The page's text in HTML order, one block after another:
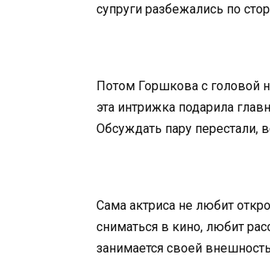
супруги разбежались по
Потом Горшкова с головой
эта интрижка подарила
Обсуждать пару перестали,
Сама актриса не любит
сниматься в кино, любит
занимается своей